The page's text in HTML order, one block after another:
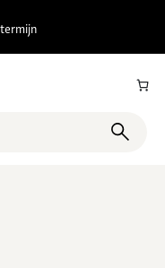
Duitsland